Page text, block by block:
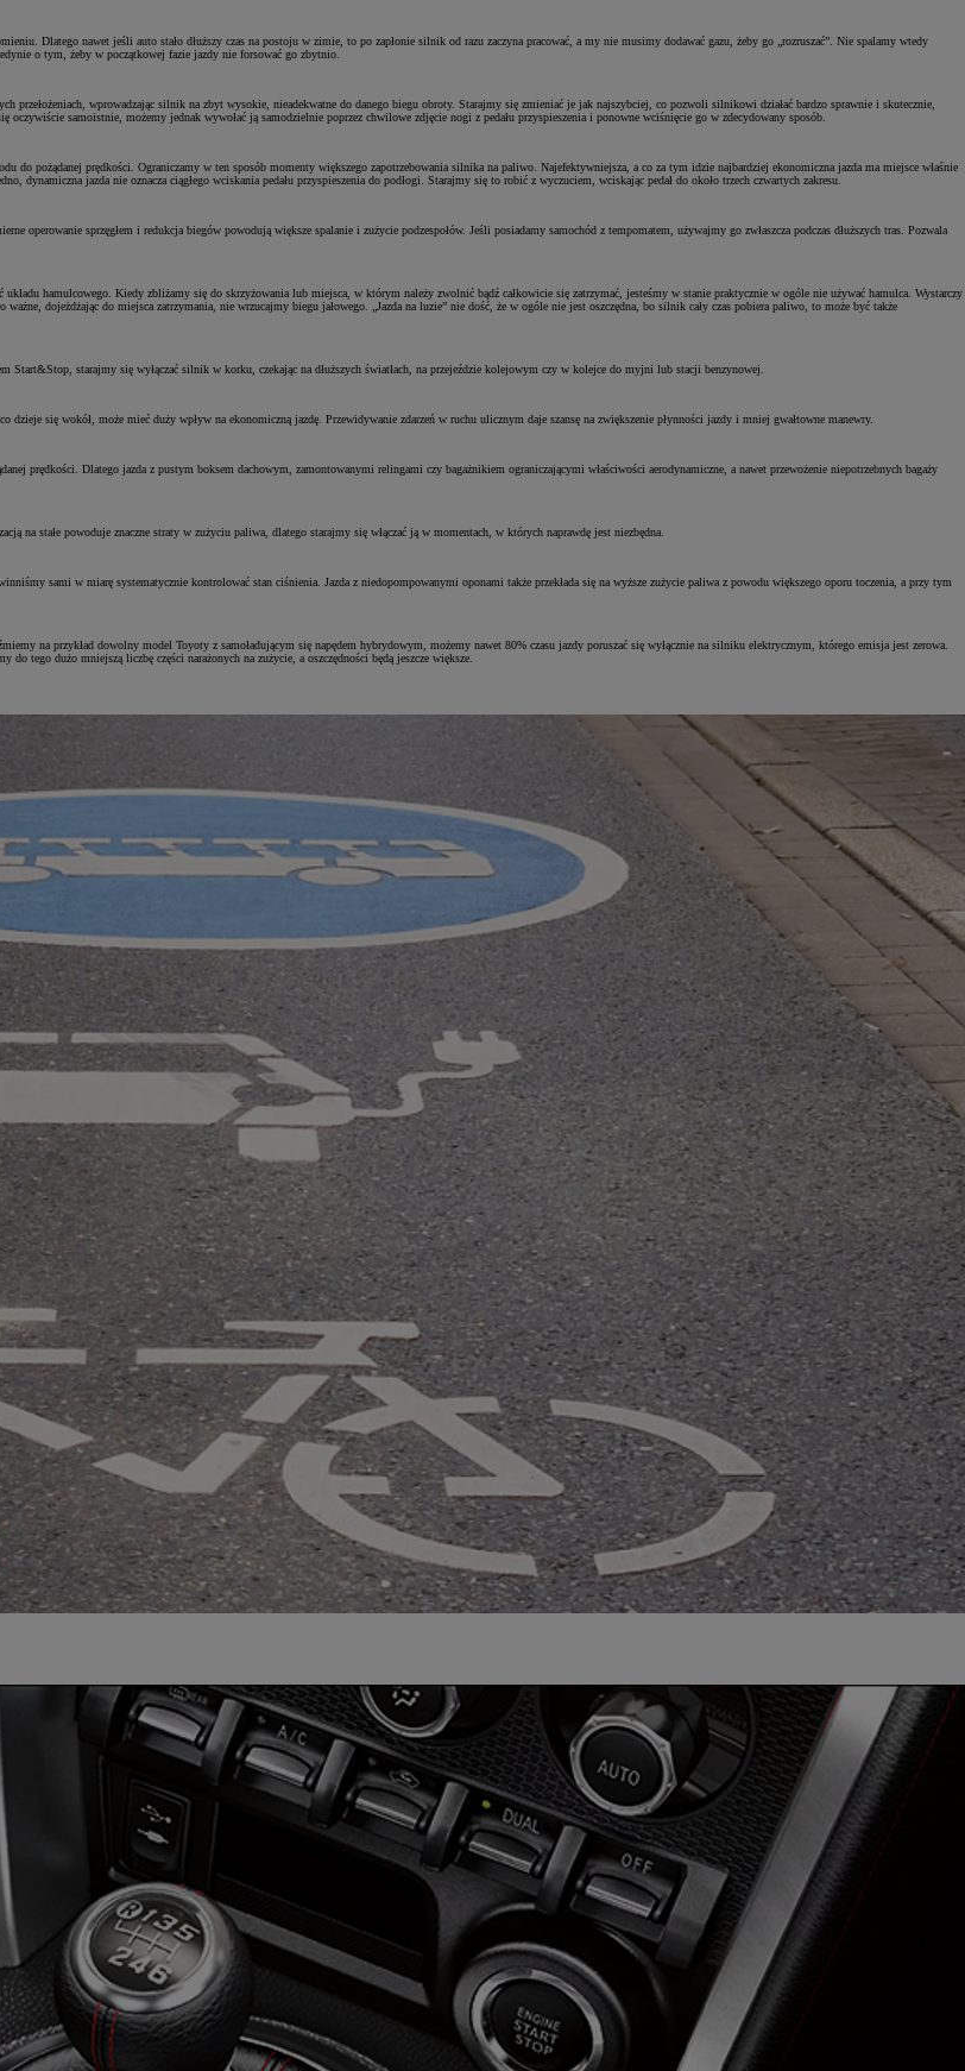
Dlatego nawet jeśli auto stało dłuższy czas na postoju w zimie, to po zapłonie silnik od razu zaczyna pracować, a my nie musimy dodawać gazu, żeby go „rozruszać”. Nie spalamy wtedy
o tym, żeby w początkowej fazie jazdy nie forsować go zbytnio.
przełożeniach, wprowadzając silnik na zbyt wysokie, nieadekwatne do danego biegu obroty. Starajmy się zmieniać je jak najszybciej, co pozwoli silnikowi działać bardzo sprawnie i skutecznie,
samoistnie, możemy jednak wywołać ją samodzielnie poprzez chwilowe zdjęcie nogi z pedału przyspieszenia i ponowne wciśnięcie go w zdecydowany sposób.
do pożądanej prędkości. Ograniczamy w ten sposób momenty większego zapotrzebowania silnika na paliwo. Najefektywniejsza, a co za tym idzie najbardziej ekonomiczna jazda ma miejsce właśnie
jazda nie oznacza ciągłego wciskania pedału przyspieszenia do podłogi. Starajmy się to robić z wyczuciem, wciskając pedał do około trzech czwartych zakresu.
operowanie sprzęgłem i redukcja biegów powodują większe spalanie i zużycie podzespołów. Jeśli posiadamy samochód z tempomatem, używajmy go zwłaszcza podczas dłuższych tras. Pozwala
hamulcowego. Kiedy zbliżamy się do skrzyżowania lub miejsca, w którym należy zwolnić bądź całkowicie się zatrzymać, jesteśmy w stanie praktycznie w ogóle nie używać hamulca. Wystarczy
dojeżdżając do miejsca zatrzymania, nie wrzucajmy biegu jałowego. „Jazda na luzie” nie dość, że w ogóle nie jest oszczędna, bo silnik cały czas pobiera paliwo, to może być także
starajmy się wyłączać silnik w korku, czekając na dłuższych światłach, na przejeździe kolejowym czy w kolejce do myjni lub stacji benzynowej.
się wokół, może mieć duży wpływ na ekonomiczną jazdę. Przewidywanie zdarzeń w ruchu ulicznym daje szansę na zwiększenie płynności jazdy i mniej gwałtowne manewry.
prędkości. Dlatego jazda z pustym boksem dachowym, zamontowanymi relingami czy bagażnikiem ograniczającymi właściwości aerodynamiczne, a nawet przewożenie niepotrzebnych bagaży
na stałe powoduje znaczne straty w zużyciu paliwa, dlatego starajmy się włączać ją w momentach, w których naprawdę jest niezbędna.
sami w miarę systematycznie kontrolować stan ciśnienia. Jazda z niedopompowanymi oponami także przekłada się na wyższe zużycie paliwa z powodu większego oporu toczenia, a przy tym
na przykład dowolny model Toyoty z samoładującym się napędem hybrydowym, możemy nawet 80% czasu jazdy poruszać się wyłącznie na silniku elektrycznym, którego emisja jest zerowa.
tego dużo mniejszą liczbę części narażonych na zużycie, a oszczędności będą jeszcze większe.